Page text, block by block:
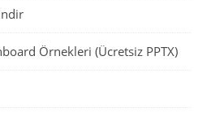
Örnekleri (Ücretsiz PPTX)